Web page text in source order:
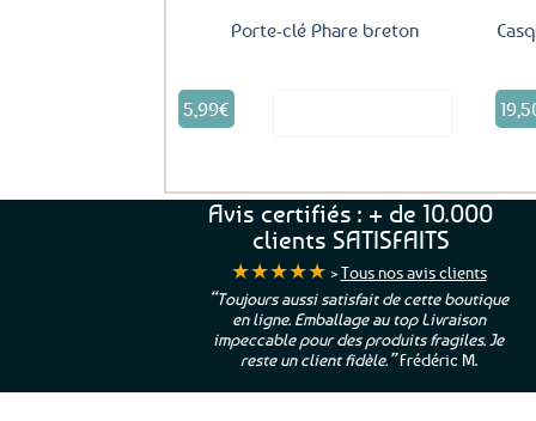
Porte-clé Phare breton
5,99€
Avis certifiés : + de 10.000
clients SATISFAITS
★★★★★ >Tous nos avis clients
“Toujours aussi satisfait de cette boutique
en ligne. Emballage au top Livraison
impeccable pour des produits fragiles. Je
reste un client fidèle.”Frédéric M.